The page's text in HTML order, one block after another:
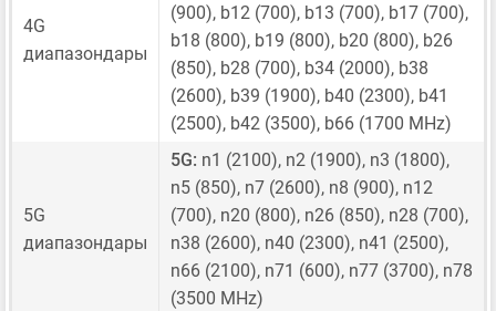
4G
диапазондары
(900), b12 (700), b13 (700), b17 (700),
b18 (800), b19 (800), b20 (800), b26
(850), b28 (700), b34 (2000), b38
(2600), b39 (1900), b40 (2300), b41
(2500), b42 (3500), b66 (1700 MHz)
5G
диапазондары
5G: n1 (2100), n2 (1900), n3 (1800),
n5 (850), n7 (2600), n8 (900), n12
(700), n20 (800), n26 (850), n28 (700),
n38 (2600), n40 (2300), n41 (2500),
n66 (2100), n71 (600), n77 (3700), n78
(3500 MHz)